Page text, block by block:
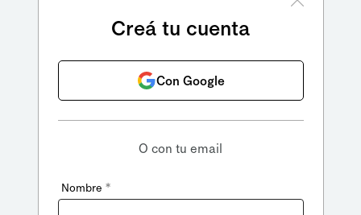
Creá tu cuenta
Con Google
O con tu email
Nombre *